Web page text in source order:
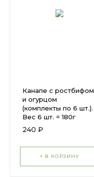
Канапе с ростбифом
и огурцом
(комплекты по 6 шт.).
Вес 6 шт. = 180г
240 ₽
+ В КОРЗИНУ